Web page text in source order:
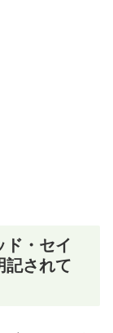
ド・セイ
記されて